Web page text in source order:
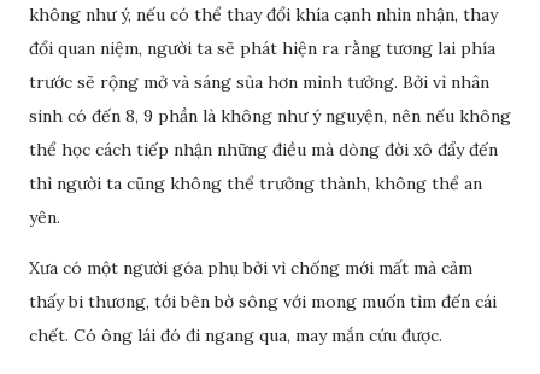
không như ý, nếu có thể thay đổi khía cạnh nhìn nhận, thay
đổi quan niệm, người ta sẽ phát hiện ra rằng tương lai phía
trước sẽ rộng mở và sáng sủa hơn mình tưởng. Bởi vì nhân
sinh có đến 8, 9 phần là không như ý nguyện, nên nếu không
thể học cách tiếp nhận những điều mà dòng đời xô đẩy đến
thì người ta cũng không thể trưởng thành, không thể an
yên.
Xưa có một người góa phụ bởi vì chống mới mất mà cảm
thấy bi thương, tới bên bờ sông với mong muốn tìm đến cái
chết. Có ông lái đó đi ngang qua, may mắn cứu được.